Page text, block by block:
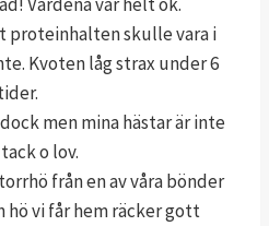
proteinhalten skulle vara i
Kvoten låg strax under 6
men mina hästar är inte
o lov.
från en av våra bönder
hö vi får hem räcker gott